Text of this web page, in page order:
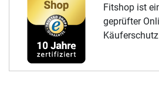
Fitshop ist
geprüfter
Käuferschutz